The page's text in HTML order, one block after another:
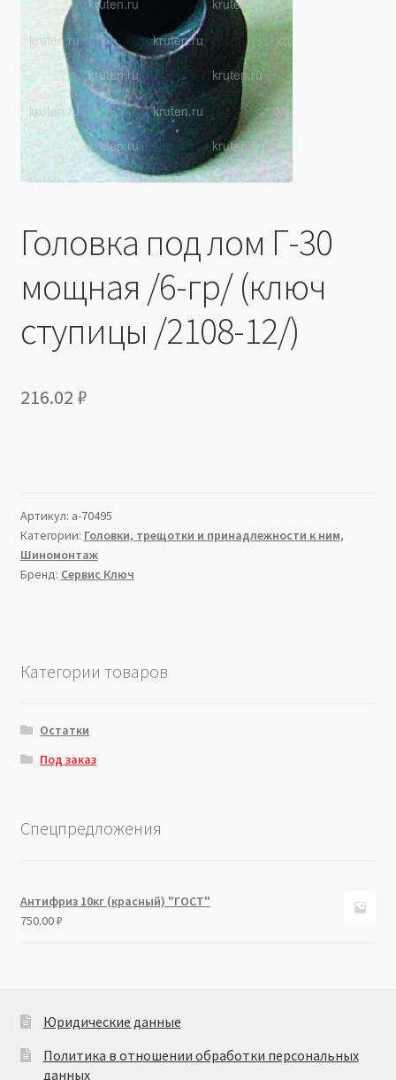
Головка под лом Г-30
мощная /6-гр/ (ключ
ступицы /2108-12/)
216.02 ₽
Артикул: a-70495
Категории: Головки, трещотки и принадлежности к ним,
Шиномонтаж
Бренд: Сервис Ключ
Категории товаров
Остатки
Под заказ
Спецпредложения
Антифриз 10кг (красный) "ГОСТ"
750.00₽
Юридические данные
Политика в отношении обработки персональных
данных